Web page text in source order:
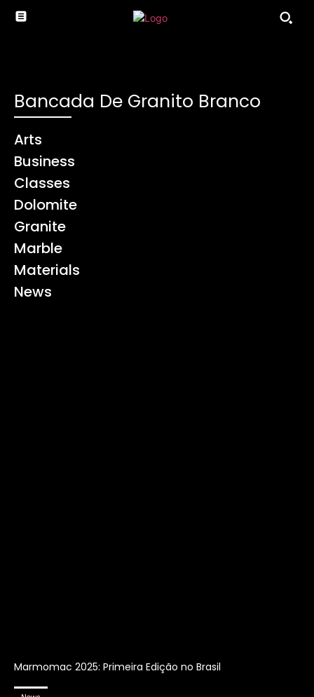
Bancada De Granito Branco
Arts
Business
Classes
Dolomite
Granite
Marble
Materials
News
Marmomac 2025: Primeira Edição no Brasil